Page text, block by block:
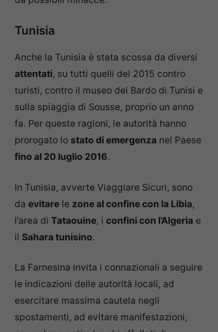
Tunisia
Anche la Tunisia è stata scossa da diversi
attentati, su tutti quelli del 2015 contro
turisti, contro il museo del Bardo di Tunisi e
sulla spiaggia di Sousse, proprio un anno
fa. Per queste ragioni, le autorità hanno
prorogato lo stato di emergenza nel Paese
fino al 20 luglio 2016.
In Tunisia, avverte Viaggiare Sicuri, sono
da evitare le zone al confine con la Libia,
l’area di Tataouine, i confini con l’Algeria e
il Sahara tunisino.
La Farnesina invita i connazionali a seguire
le indicazioni delle autorità locali, ad
esercitare massima cautela negli
spostamenti, ad evitare manifestazioni,